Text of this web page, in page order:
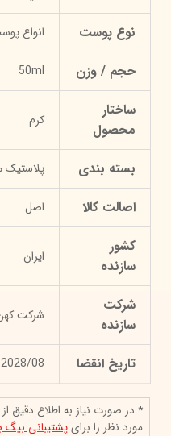
نوع پوست انواع
حجم / وزن 50ml
ساختار
محصول
کرم
بسته بندی پلاستیک
اصالت کالا اصل
کشور
سازنده
ایران
شرکت
سازنده
شرکت
تاریخ انقضا 2028/08
* در صورت نیاز به اطلاع دقیق
مورد نظر را برایپشتیبانی